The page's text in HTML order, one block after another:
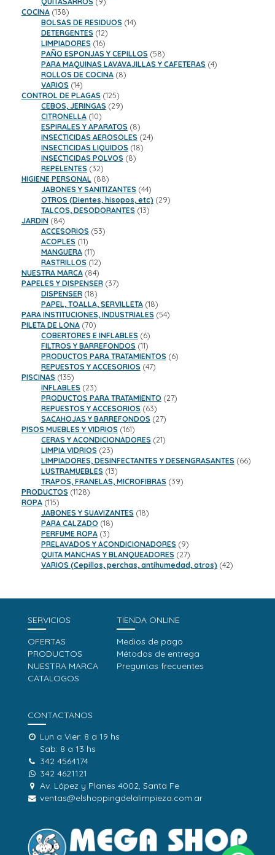
COCINA 138138
productos
BOLSAS DE RESIDUOS 1414
DETERGENTES 1212
productos
LIMPIADORES 1616
productos
PAÑO ESPONJAS Y CEPILLOS 5858
productos
PARA MAQUINAS LAVAVAJILLAS Y CAFETERAS 44
ROLLOS DE COCINA 88
VARIOS 1414
productos
CONTROL DE PLAGAS 125125
productos
CEBOS, JERINGAS 2929
CITRONELLA 1010
productos
ESPIRALES Y APARATOS 88
productos
INSECTICIDAS AEROSOLES 2424
INSECTICIDAS LIQUIDOS 1818
INSECTICIDAS POLVOS 88
REPELENTES 3232
productos
HIGIENE PERSONAL 8888
productos
JABONES Y SANITIZANTES 4444
productos
OTROS (Dientes, hisopos, etc) 2929
TALCOS, DESODORANTES 1313
JARDIN 8484
productos
ACCESORIOS 5353
ACOPLES 1111
productos
MANGUERA 1111
productos
RASTRILLOS 1212
productos
NUESTRA MARCA 8484
productos
PAPELES Y DISPENSER 3737
DISPENSER 1818
productos
PAPEL, TOALLA, SERVILLETA 1818
productos
PARA INSTITUCIONES, INDUSTRIALES 5454
PILETA DE LONA 7070
productos
COBERTORES E INFLABLES 66
productos
FILTROS Y BARREFONDOS 1111
productos
PRODUCTOS PARA TRATAMIENTOS 66
REPUESTOS Y ACCESORIOS 4747
PISCINAS 135135
productos
INFLABLES 2323
productos
PRODUCTOS PARA TRATAMIENTO 2727
REPUESTOS Y ACCESORIOS 6363
productos
SACAHOJAS Y BARREFONDOS 2727
PISOS MUEBLES Y VIDRIOS 161161
productos
CERAS Y ACONDICIONADORES 2121
LIMPIA VIDRIOS 2323
productos
LIMPIADORES, DESINFECTANTES Y DESENGRASANTES 6666
LUSTRAMUEBLES 1313
productos
TRAPOS, FRANELAS, MICROFIBRAS 3939
PRODUCTOS 11281128
ROPA 115115
productos
JABONES Y SUAVIZANTES 1818
PARA CALZADO 1818
PERFUME ROPA 33
productos
PRELAVADOS Y ACONDICIONADORES 99
productos
QUITA MANCHAS Y BLANQUEADORES 2727
productos
VARIOS (Cepillos, perchas, antihumedad, otros) 4242
SERVICIOS
OFERTAS
PRODUCTOS
NUESTRA MARCA
CATALOGOS
TIENDA ONLINE
Medios de pago
Métodos de entrega
Preguntas frecuentes
CONTACTANOS
Lun a Vier: 8 a 19 hs
Sab: 8 a 13 hs
342 4564174
342 4621121
Av. López y Planes 4002, Santa Fe
ventas@elshoppingdelalimpieza.com.ar